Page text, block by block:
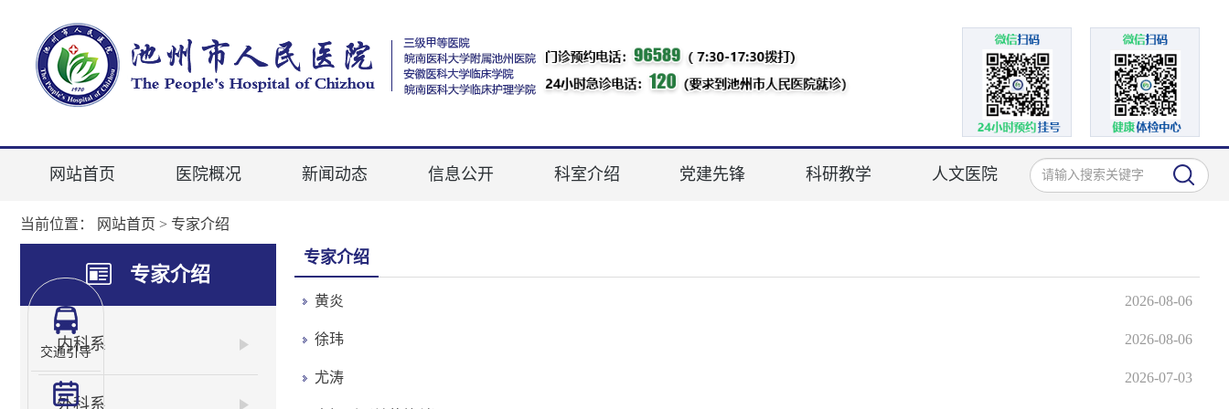
网站首页 医院概况 新闻动态 信息公开 科室介绍 党建先锋 科研教学 人文医院
当前位置： 网站首页 > 专家介绍
专家介绍
内科系
外科系
专家介绍
2026-08-06
黄炎
2026-08-06
徐玮
2026-07-03
尤涛
交通引导